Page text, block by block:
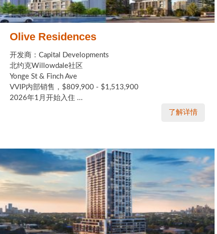
Olive Residences
开发商：Capital Developments
北约克Willowdale社区
Yonge St & Finch Ave
VVIP内部销售，$809,900 - $1,513,900
2026年1月开始入住 ...
了解详情